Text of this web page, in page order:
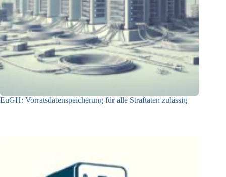
EuGH: Vorratsdatenspeicherung für alle Straftaten zulässig